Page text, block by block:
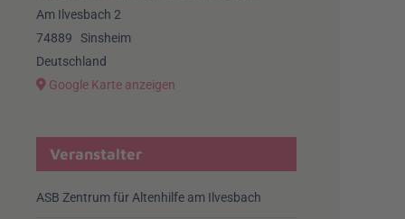
Am Ilvesbach 2
74889
Sinsheim
Deutschland
Google Karte anzeigen
Veranstalter
ASB Zentrum für Altenhilfe am Ilvesbach